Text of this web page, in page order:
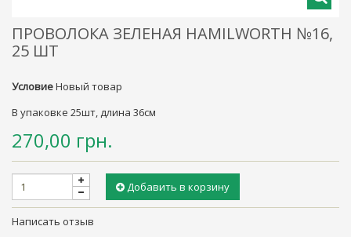
ПРОВОЛОКА ЗЕЛЕНАЯ HAMILWORTH №16,
25 ШТ
УсловиеНовый товар
В упаковке 25шт, длина 36см
270,00 грн.
Добавить в корзину
Написать отзыв